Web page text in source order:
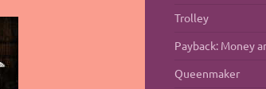
Trolley
Payback: Money
Queenmaker